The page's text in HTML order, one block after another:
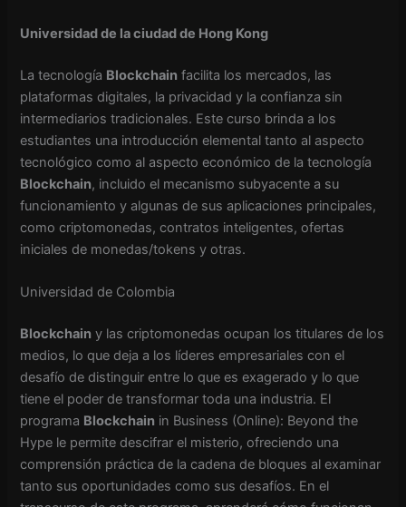
Universidad de la ciudad de Hong Kong
La tecnología Blockchain facilita los mercados, las
plataformas digitales, la privacidad y la confianza sin
intermediarios tradicionales. Este curso brinda a los
estudiantes una introducción elemental tanto al aspecto
tecnológico como al aspecto económico de la tecnología
Blockchain, incluido el mecanismo subyacente a su
funcionamiento y algunas de sus aplicaciones principales,
como criptomonedas, contratos inteligentes, ofertas
iniciales de monedas/tokens y otras.
Universidad de Colombia
Blockchain y las criptomonedas ocupan los titulares de los
medios, lo que deja a los líderes empresariales con el
desafío de distinguir entre lo que es exagerado y lo que
tiene el poder de transformar toda una industria. El
programa Blockchain in Business (Online): Beyond the
Hype le permite descifrar el misterio, ofreciendo una
comprensión práctica de la cadena de bloques al examinar
tanto sus oportunidades como sus desafíos. En el